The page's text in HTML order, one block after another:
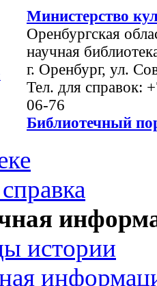
Министерство
Оренбургская
научная
г. Оренбург, ул.
Тел. для справок:
06-76
Библиотечный
истории